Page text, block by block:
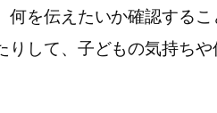
を伝えたいか確認する
して、子どもの気持ち